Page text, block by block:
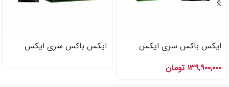
ایکس باکس سری ایکس
۱۳۹,۹۰۰,۰۰۰ تومان
ایکس باکس سری ایکس